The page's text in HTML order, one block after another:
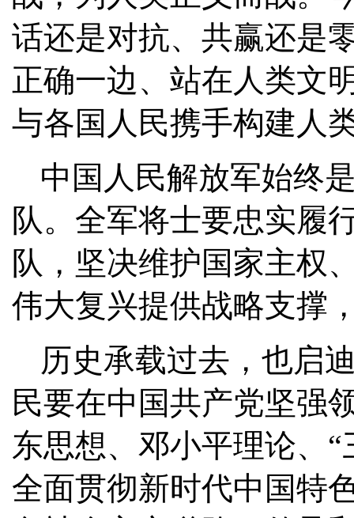
话还是对抗、共赢还是
正确一边、站在人类文
与各国人民携手构建人
中国人民解放军始终
队。全军将士要忠实履
队，坚决维护国家主权
伟大复兴提供战略支撑
历史承载过去，也启
民要在中国共产党坚强
东思想、邓小平理论、
全面贯彻新时代中国特